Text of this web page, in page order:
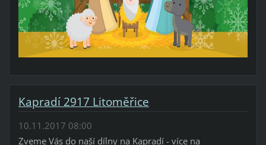
Kapradí 2917 Litoměřice
10.11.2017 08:00
Zveme Vás do naší dílny na Kapradí - více na